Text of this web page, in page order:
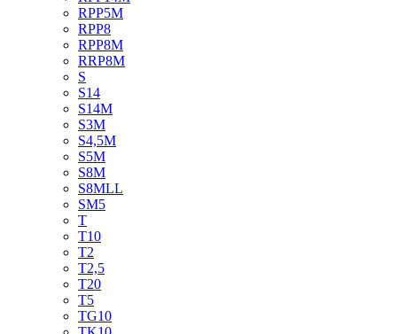
RPP5M
RPP8
RPP8M
RRP8M
S
S14
S14M
S3M
S4,5M
S5M
S8M
S8MLL
SM5
T
T10
T2
T2,5
T20
T5
TG10